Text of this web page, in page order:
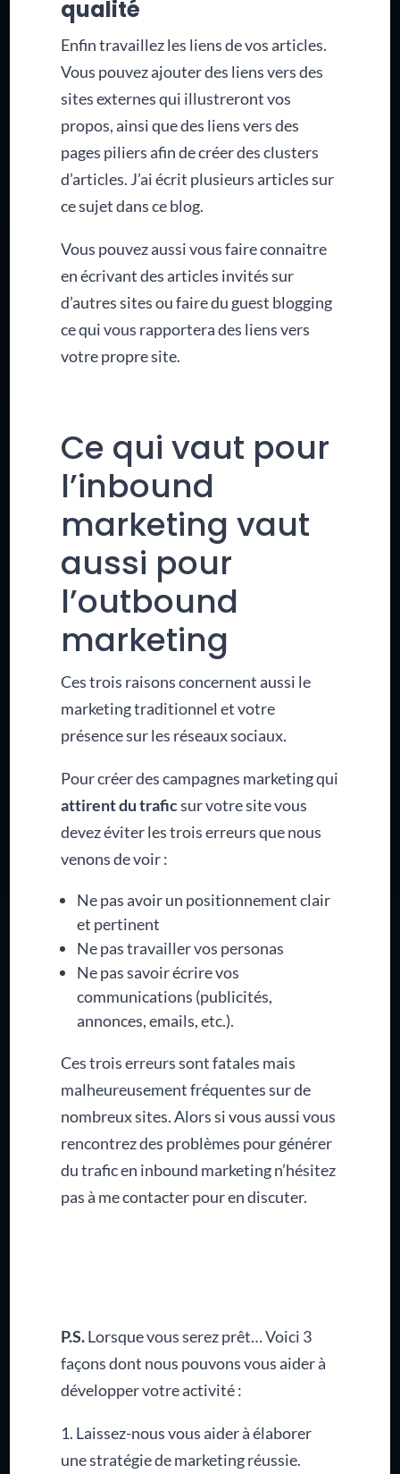
qualité
Enfin travaillez les liens de vos articles.
Vous pouvez ajouter des liens vers des
sites externes qui illustreront vos
propos, ainsi que des liens vers des
pages piliers afin de créer des clusters
d’articles. J’ai écrit plusieurs articles sur
ce sujet dans ce blog.
Vous pouvez aussi vous faire connaitre
en écrivant des articles invités sur
d’autres sites ou faire du guest blogging
ce qui vous rapportera des liens vers
votre propre site.
Ce qui vaut pour
l’inbound
marketing vaut
aussi pour
l’outbound
marketing
Ces trois raisons concernent aussi le
marketing traditionnel et votre
présence sur les réseaux sociaux.
Pour créer des campagnes marketing qui
attirent du traficsur votre site vous
devez éviter les trois erreurs que nous
venons de voir :
Ne pas avoir un positionnement clair
et pertinent
Ne pas travailler vos personas
Ne pas savoir écrire vos
communications (publicités,
annonces, emails, etc.).
Ces trois erreurs sont fatales mais
malheureusement fréquentes sur de
nombreux sites. Alors si vous aussi vous
rencontrez des problèmes pour générer
du trafic en inbound marketing n’hésitez
pas à me contacter pour en discuter.
P.S.Lorsque vous serez prêt… Voici 3
façons dont nous pouvons vous aider à
développer votre activité :
1. Laissez-nous vous aider à élaborer
une stratégie de marketing réussie.